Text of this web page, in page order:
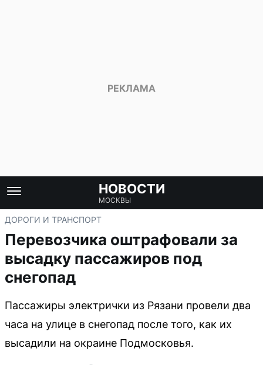
НОВОСТИ
МОСКВЫ
ДОРОГИ И ТРАНСПОРТ
Перевозчика оштрафовали за
высадку пассажиров под
снегопад
Пассажиры электрички из Рязани провели два
часа на улице в снегопад после того, как их
высадили на окраине Подмосковья.